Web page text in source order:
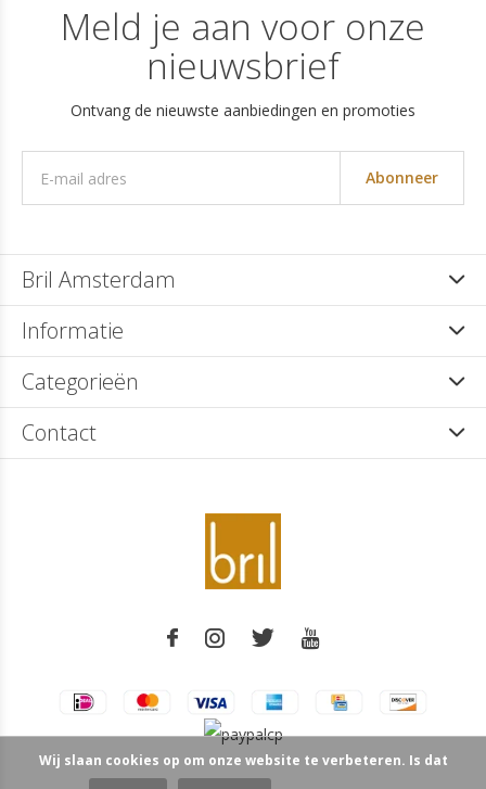
Meld je aan voor onze
nieuwsbrief
Ontvang de nieuwste aanbiedingen en promoties
Abonneer
Bril Amsterdam
Informatie
Categorieën
Contact
Wij slaan cookies op om onze website te verbeteren. Is dat